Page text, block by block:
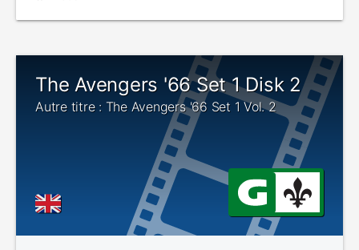
The Avengers '66 Set 1 Disk 2
Autre titre : The Avengers '66 Set 1 Vol. 2